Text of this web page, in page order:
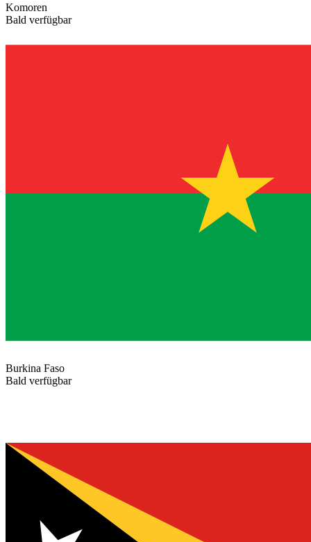
Komoren
Bald verfügbar
Burkina Faso
Bald verfügbar